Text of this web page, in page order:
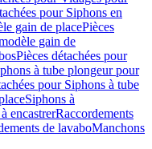
pour Siphons en
gain de placePièces
gain de
Pièces détachées pour
à tube plongeur pour
pour Siphons à tube
Siphons à
encastrerRaccordements
de lavaboManchons